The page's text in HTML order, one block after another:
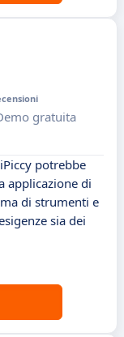
gratuita
potrebbe
applicazione di
di strumenti e
sia dei